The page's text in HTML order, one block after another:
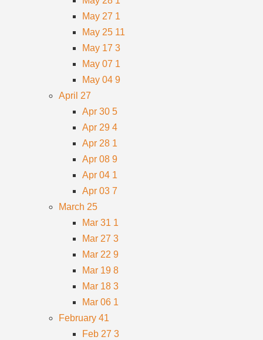
May 27 1
May 25 11
May 17 3
May 07 1
May 04 9
April 27
Apr 30 5
Apr 29 4
Apr 28 1
Apr 08 9
Apr 04 1
Apr 03 7
March 25
Mar 31 1
Mar 27 3
Mar 22 9
Mar 19 8
Mar 18 3
Mar 06 1
February 41
Feb 27 3